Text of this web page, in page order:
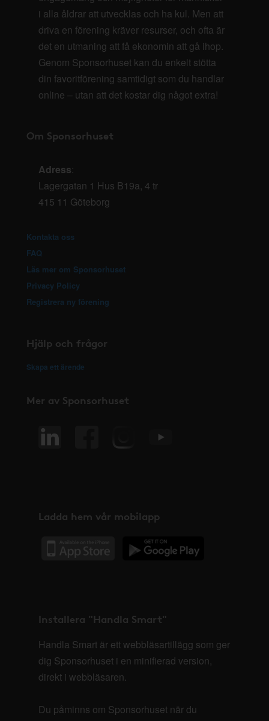
i alla åldrar att utvecklas och ha kul. Men att
driva en förening kräver resurser, och ofta är
det en utmaning att få ekonomin att gå ihop.
Genom Sponsorhuset kan du enkelt stötta
din favoritförening samtidigt som du handlar
online – utan att det kostar dig något extra!
Om Sponsorhuset
Adress:
Lagergatan 1 Hus B19a, 4 tr
415 11 Göteborg
Kontakta oss
FAQ
Läs mer om Sponsorhuset
Privacy Policy
Registrera ny förening
Hjälp och frågor
Skapa ett ärende
Mer av Sponsorhuset
Ladda hem vår mobilapp
Installera "Handla Smart"
Handla Smart är ett webbläsartillägg som ger
dig Sponsorhuset i en minifierad version,
direkt i webbläsaren.
Du påminns om Sponsorhuset när du